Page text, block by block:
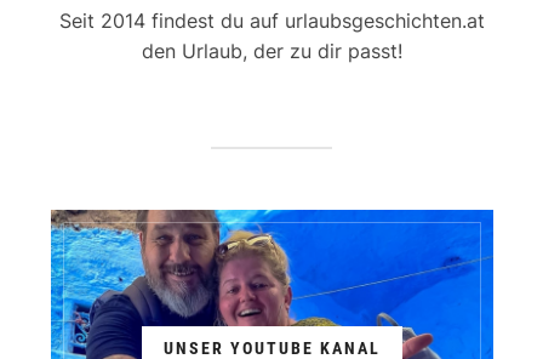
Seit 2014 findest du auf urlaubsgeschichten.at
den Urlaub, der zu dir passt!
UNSER YOUTUBE KANAL